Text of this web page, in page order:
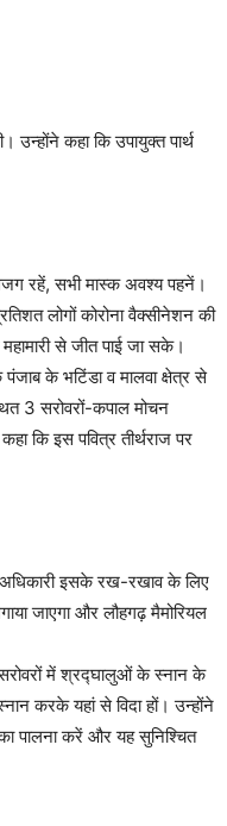
कहा कि उपायुक्त पार्थ
रहें, सभी मास्क अवश्य पहनें।
लोगों कोरोना वैक्सीनेशन की
से जीत पाई जा सके।
के भटिंडा व मालवा क्षेत्र से
3 सरोवरों-कपाल मोचन
कि इस पवित्र तीर्थराज पर
अधिकारी इसके रख-रखाव के लिए
जाएगा और लौहगढ़ मैमोरियल
सरोवरों में श्रद्घालुओं के स्नान के
करके यहां से विदा हों। उन्होंने
पालना करें और यह सुनिश्चित